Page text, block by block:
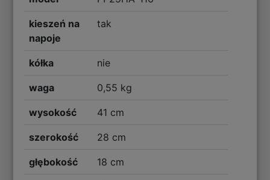
kieszeń na
napoje
tak
kółka nie
waga 0,55 kg
wysokość 41 cm
szerokość 28 cm
głębokość 18 cm